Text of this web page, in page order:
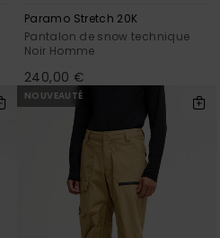
Paramo Stretch 20K
Pantalon de snow technique
Noir Homme
240,00 €
NOUVEAUTÉ